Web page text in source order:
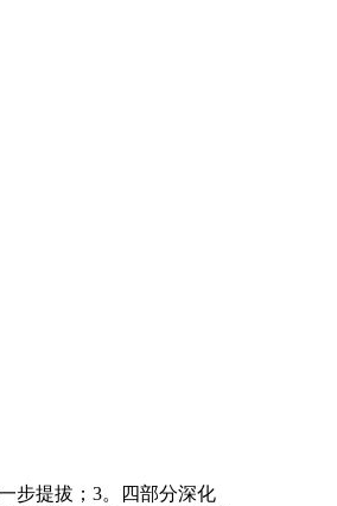
步提拔；3。四部分深化